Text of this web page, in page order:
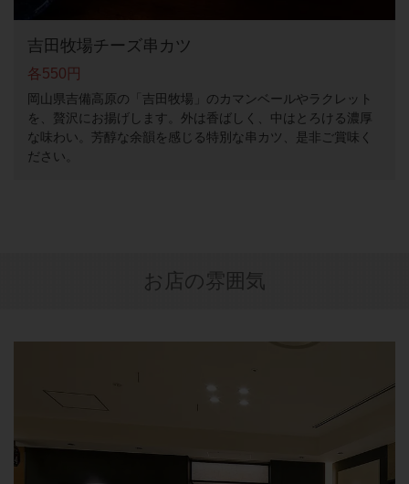
吉田牧場チーズ串カツ
各550円
岡山県吉備高原の「吉田牧場」のカマンベールやラクレット
を、贅沢にお揚げします。外は香ばしく、中はとろける濃厚
な味わい。芳醇な余韻を感じる特別な串カツ、是非ご賞味く
ださい。
お店の雰囲気